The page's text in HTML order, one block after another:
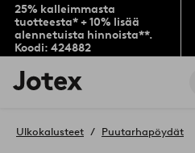
25% kalleimmasta
tuotteesta* + 10% lisää
alennetuista hinnoista**.
Koodi: 424882
Jotex-
logo
aloitussivulle
Ulkokalusteet Puutarhapöydät